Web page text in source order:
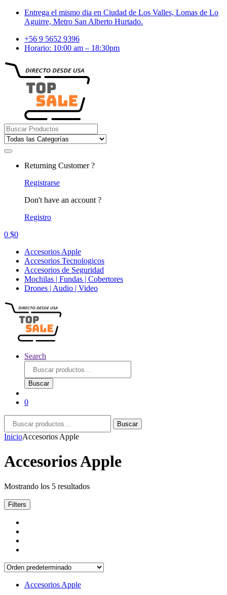
Skip
Skip
Entrega el mismo dia en Ciudad de Los Valles, Lomas de Lo
Aguirre, Metro San Alberto Hurtado.
+56 9 5652 9396
Horario: 10:00 am – 18:30pm
Search
for:
Returning Customer ?
Registrarse
Don't have an account ?
Registro
0 $0
Accesorios Apple
Accesorios Tecnologicos
Accesorios de Seguridad
Mochilas | Fundas | Cobertores
Drones | Audio | Video
Search
por:
Buscar
0
por:
Buscar
InicioAccesorios Apple
Accesorios Apple
Mostrando los 5 resultados
Filters
Accesorios Apple